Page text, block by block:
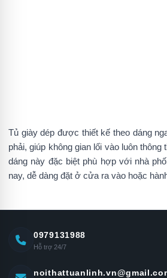
Tủ giày dép được thiết kế theo dáng
phải, giúp không gian lối vào luôn thông
dáng này đặc biệt phù hợp với nhà
nay, dễ dàng đặt ở cửa ra vào hoặc
0979131988
Hỗ trợ 24/7